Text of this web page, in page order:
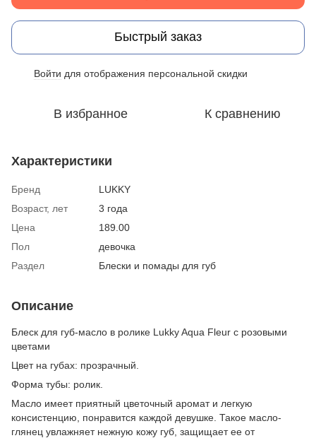
Быстрый заказ
Войти для отображения персональной скидки
В избранное К сравнению
Характеристики
Бренд
LUKKY
Возраст, лет
3 года
Цена
189.00
Пол
девочка
Раздел
Блески и помады для губ
Описание
Блеск для губ-масло в ролике Lukky Aqua Fleur с розовыми
цветами
Цвет на губах: прозрачный.
Форма тубы: ролик.
Масло имеет приятный цветочный аромат и легкую
консистенцию, понравится каждой девушке. Такое масло-
глянец увлажняет нежную кожу губ, защищает ее от